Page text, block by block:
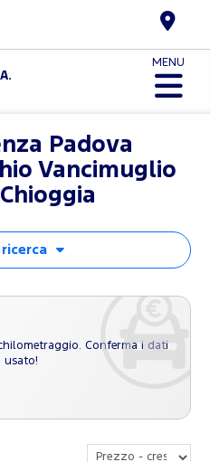
MENU
Padova
Vancimuglio
Conferma i dati
usato!